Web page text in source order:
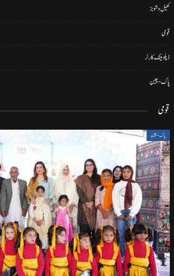
کھیل و شوبز
قومی
ڈپلومیٹک کارنر
پاک-چین
قومی
پاک-چین